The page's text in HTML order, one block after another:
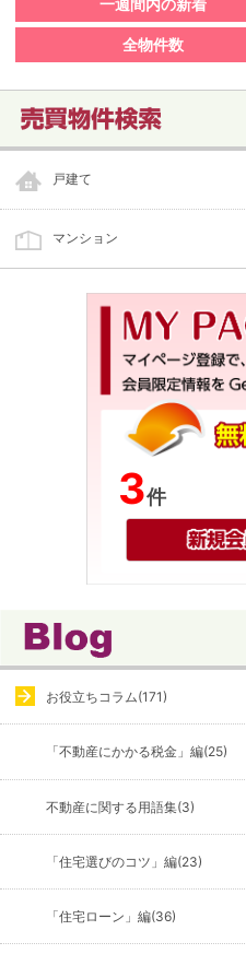
全物件数
戸建て
マンション
3件
お役立ちコラム(171)
「不動産にかかる税金」編(25)
不動産に関する用語集(3)
「住宅選びのコツ」編(23)
「住宅ローン」編(36)